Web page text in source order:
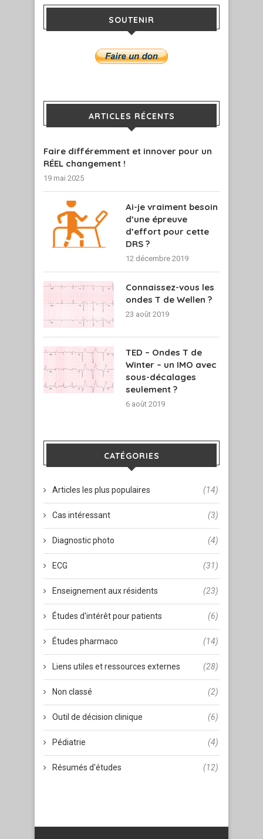
SOUTENIR
ARTICLES RÉCENTS
Faire différemment et innover pour un
RÉEL changement !
19 mai 2025
Ai-je vraiment besoin
d’une épreuve
d’effort pour cette
DRS ?
12 décembre 2019
Connaissez-vous les
ondes T de Wellen ?
23 août 2019
TED – Ondes T de
Winter – un IMO avec
sous-décalages
seulement ?
6 août 2019
CATÉGORIES
Articles les plus populaires (14)
Cas intéressant (3)
Diagnostic photo (4)
ECG (31)
Enseignement aux résidents (23)
Études d'intérêt pour patients (6)
Études pharmaco (14)
Liens utiles et ressources externes (28)
Non classé (2)
Outil de décision clinique (6)
Pédiatrie (4)
Résumés d'études (12)